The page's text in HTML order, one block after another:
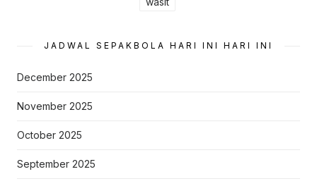
JADWAL SEPAKBOLA HARI INI HARI INI
December 2025
November 2025
October 2025
September 2025